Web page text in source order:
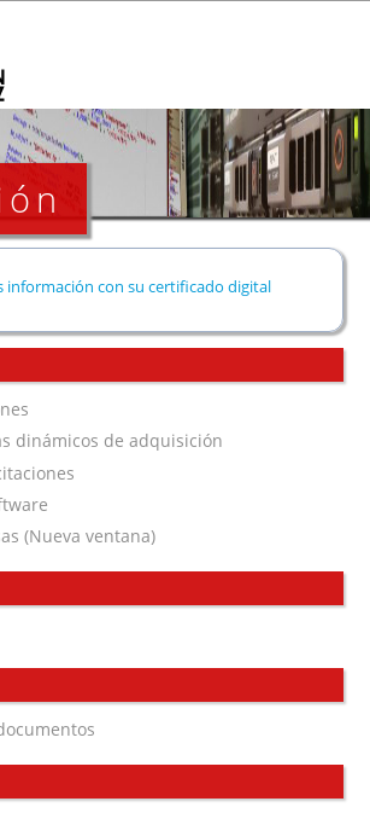
información con su certificado digital
dinámicos de adquisición
(Nueva ventana)